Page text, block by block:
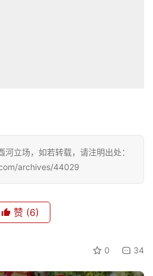
立场，如若转载，请注明出处：
archives/44029
赞 (6)
0 34